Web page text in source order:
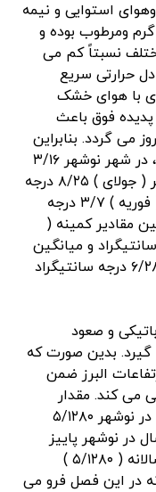
استوایی و نیمه
ومرطوب بوده و
نسبتاً کم می
حرارتی سریع
با هوای خشک
فوق باعث
می گردد. بنابراین
میانگین سالانه دما در طی دوره آماری، در شهر نوشهر ۳/۱۶
درجه سانتیگراد وگرمترین ماه سال تیر ( جولای ) ۸/۲۵ درجه
سانتیگراد و سردترین ماه سال بهمن ( فوریه ) ۳/۷ درجه
مقادیر کمینه (
در دی ماه ۷/۳ درجه سانتیگراد و میانگین
بیشینه ( متوسط حداکثر) در تیر ماه ۶/۲۸ درجه سانتیگراد
و صعود
گیرد. بدین صورت که
البرز ضمن
می کند. مقدار
متوسط بارندگی سالانه طی دوره آماری در نوشهر ۵/۱۲۸۰
در نوشهر پاییز
اسـت ۶/۵۸۵ میلیمتر از کل بارندگی سالانه ( ۵/۱۲۸۰ )
بارش سالانه در این فصل فرو می